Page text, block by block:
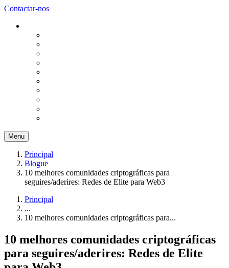
Contactar-nos
Menu
Principal
Blogue
10 melhores comunidades criptográficas para
seguires/aderires: Redes de Elite para Web3
Principal
...
10 melhores comunidades criptográficas para...
10 melhores comunidades criptográficas
para seguires/aderires: Redes de Elite